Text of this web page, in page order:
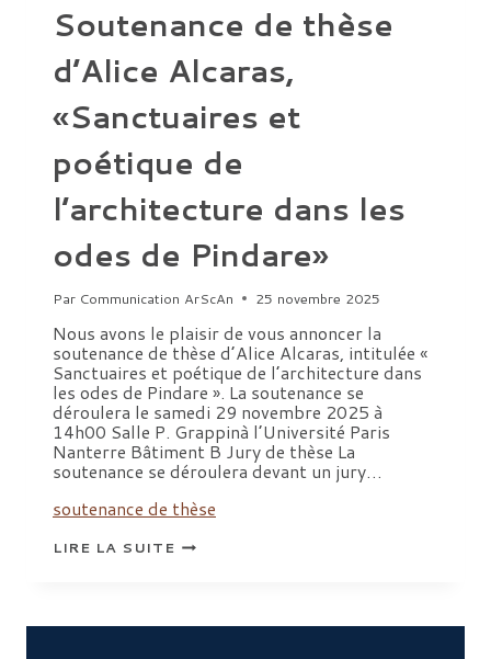
Soutenance de thèse
d’Alice Alcaras,
«Sanctuaires et
poétique de
l’architecture dans les
odes de Pindare»
Par Communication ArScAn 25 novembre 2025
Nous avons le plaisir de vous annoncer la
soutenance de thèse d’Alice Alcaras, intitulée «
Sanctuaires et poétique de l’architecture dans
les odes de Pindare ». La soutenance se
déroulera le samedi 29 novembre 2025 à
14h00 Salle P. Grappinà l’Université Paris
Nanterre Bâtiment B Jury de thèse La
soutenance se déroulera devant un jury…
soutenance de thèse
LIRE LA SUITESOUTENANCE
DE